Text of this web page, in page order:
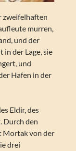
zweifelhaften
murren,
und der
der Lage, sie
und
Hafen in der
Eldir, des
Durch den
Mortak von der
drei